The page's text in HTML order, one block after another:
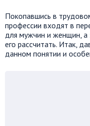
Покопавшись в
профессии входят в
для мужчин и женщин, а
его рассчитать. Итак,
данном понятии и